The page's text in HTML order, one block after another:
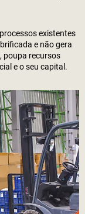
existentes
e não gera
poupa recursos
e o seu capital.